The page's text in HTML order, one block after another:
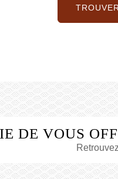
DE VOUS